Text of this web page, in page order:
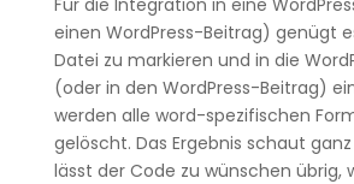
Für die Integration in eine
einen WordPress-Beitrag) genügt
Datei zu markieren und in die
(oder in den WordPress-Beitrag)
werden alle word-spezifischen
gelöscht. Das Ergebnis schaut
lässt der Code zu wünschen übrig,